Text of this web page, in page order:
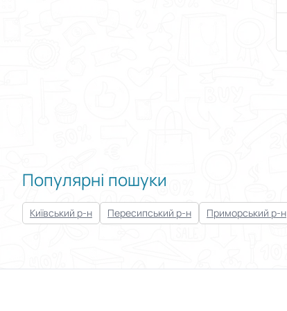
Популярні пошуки
Київський р-н Пересипський р-н Приморський р-н